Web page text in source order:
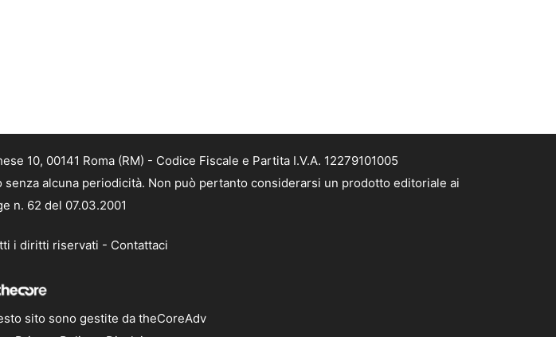
10, 00141 Roma (RM) - Codice Fiscale e Partita I.V.A. 12279101005
alcuna periodicità. Non può pertanto considerarsi un prodotto editoriale ai
n. 62 del 07.03.2001
i diritti riservati - Contattaci
sito sono gestite da theCoreAdv